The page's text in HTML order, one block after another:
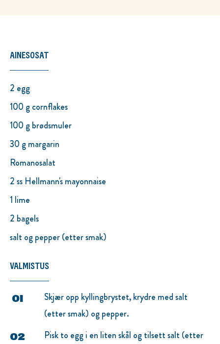
AINESOSAT
2 egg
100 g cornflakes
100 g brødsmuler
30 g margarin
Romanosalat
2 ss Hellmann's mayonnaise
1 lime
2 bagels
salt og pepper (etter smak)
VALMISTUS
Skjær opp kyllingbrystet, krydre med salt
(etter smak) og pepper.
Pisk to egg i en liten skål og tilsett salt (etter